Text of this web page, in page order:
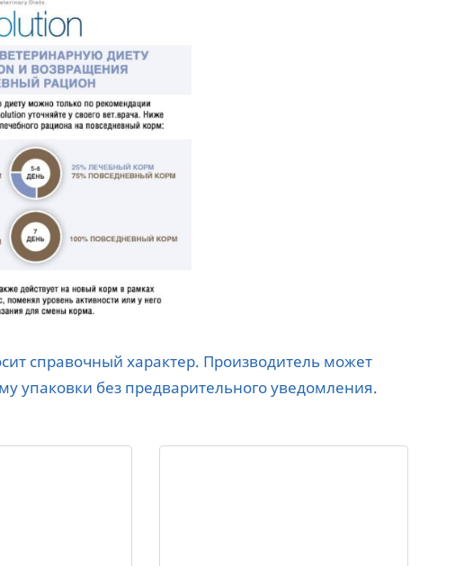
справочный характер. Производитель может
упаковки без предварительного уведомления.